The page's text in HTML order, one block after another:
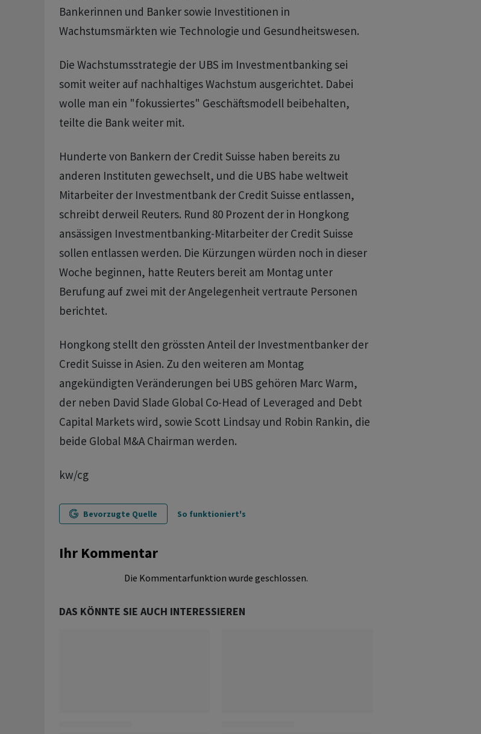
Bankerinnen und Banker sowie Investitionen in
Wachstumsmärkten wie Technologie und Gesundheitswesen.
Die Wachstumsstrategie der UBS im Investmentbanking sei
somit weiter auf nachhaltiges Wachstum ausgerichtet. Dabei
wolle man ein "fokussiertes" Geschäftsmodell beibehalten,
teilte die Bank weiter mit.
Hunderte von Bankern der Credit Suisse haben bereits zu
anderen Instituten gewechselt, und die UBS habe weltweit
Mitarbeiter der Investmentbank der Credit Suisse entlassen,
schreibt derweil Reuters. Rund 80 Prozent der in Hongkong
ansässigen Investmentbanking-Mitarbeiter der Credit Suisse
sollen entlassen werden. Die Kürzungen würden noch in dieser
Woche beginnen, hatte Reuters bereit am Montag unter
Berufung auf zwei mit der Angelegenheit vertraute Personen
berichtet.
Hongkong stellt den grössten Anteil der Investmentbanker der
Credit Suisse in Asien. Zu den weiteren am Montag
angekündigten Veränderungen bei UBS gehören Marc Warm,
der neben David Slade Global Co-Head of Leveraged and Debt
Capital Markets wird, sowie Scott Lindsay und Robin Rankin, die
beide Global M&A Chairman werden.
kw/cg
Bevorzugte Quelle So funktioniert's
Ihr Kommentar
Die Kommentarfunktion wurde geschlossen.
DAS KÖNNTE SIE AUCH INTERESSIEREN